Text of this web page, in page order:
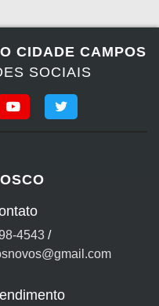
CIDADE CAMPOS
SOCIAIS
4543/